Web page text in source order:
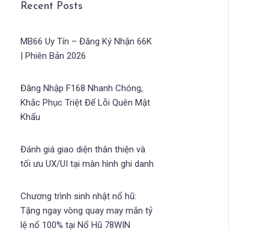
Recent Posts
MB66 Uy Tín – Đăng Ký Nhận 66K
| Phiên Bản 2026
Đăng Nhập F168 Nhanh Chóng,
Khắc Phục Triệt Để Lỗi Quên Mật
Khẩu
Đánh giá giao diện thân thiện và
tối ưu UX/UI tại màn hình ghi danh
Chương trình sinh nhật nổ hũ:
Tặng ngay vòng quay may mắn tỷ
lệ nổ 100% tại Nổ Hũ 78WIN